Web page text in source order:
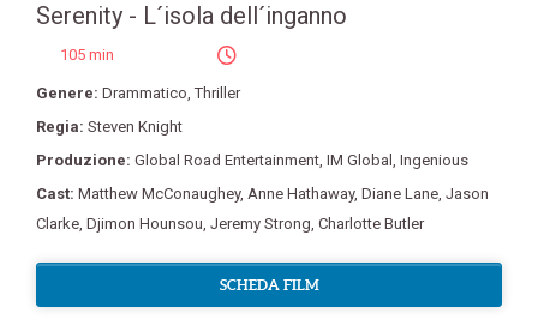
Serenity - L´isola dell´inganno
105 min
Genere: Drammatico,Thriller
Regia: Steven Knight
Produzione: Global Road Entertainment, IM Global , Ingenious
Cast: Matthew McConaughey, Anne Hathaway, Diane Lane, Jason
Clarke, Djimon Hounsou, Jeremy Strong, Charlotte Butler
SCHEDA FILM